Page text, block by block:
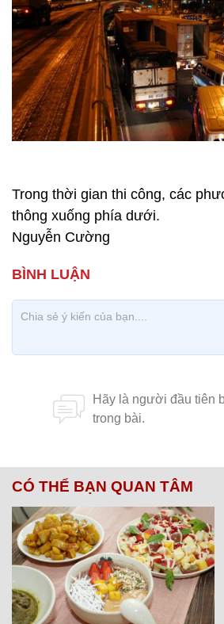
Trong thời gian thi công, các
thông xuống phía dưới.
Nguyễn Cường
CÓ THỂ BẠN QUAN TÂM